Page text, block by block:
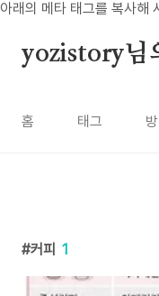
아래의 메타 태그를 복사해
본문 바로가기
yozistory님
홈 태그
커피 1